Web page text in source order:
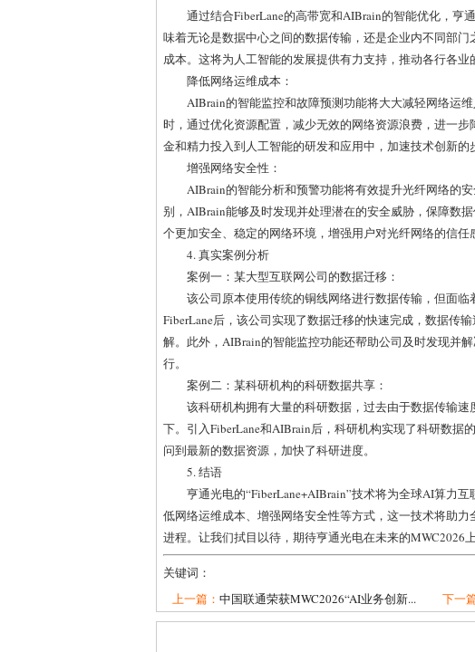
通过结合FiberLane的高带宽和AIBrain的智能优化，亨
味着无论是数据中心之间的数据传输，还是企业内不同部
成本。这将为人工智能的发展提供有力支持，推动各行各业
降低网络运维成本：
AIBrain的智能监控和故障预测功能将大大减轻网络运
时，通过优化资源配置，减少无效的网络资源浪费，进一
金和精力投入到人工智能的研发和应用中，加速技术创新的
增强网络安全性：
AIBrain的智能分析和预警功能将有效提升光纤网络的
别，AIBrain能够及时发现并处理潜在的安全威胁，保障数
个更加安全、稳定的网络环境，增强用户对光纤网络的信任
4. 真实案例分析
案例一：某大型互联网公司的数据迁移：
该公司原本使用传统的铜线网络进行数据传输，但面
FiberLane后，该公司实现了数据迁移的快速完成，数据传
解。此外，AIBrain的智能监控功能还帮助公司及时发现并
行。
案例二：某科研机构的科研数据共享：
该科研机构拥有大量的科研数据，过去由于数据传输
下。引入FiberLane和AIBrain后，科研机构实现了科研数据
问到最新的数据资源，加快了科研进度。
5. 结语
亨通光电的“FiberLane+AIBrain”技术将为全球AI算力
低网络运维成本、增强网络安全性等方式，这一技术将助
进程。让我们拭目以待，期待亨通光电在未来的MWC2026
关键词：
上一篇： 中国联通荣获MWC2026“AI业务创新... 下一